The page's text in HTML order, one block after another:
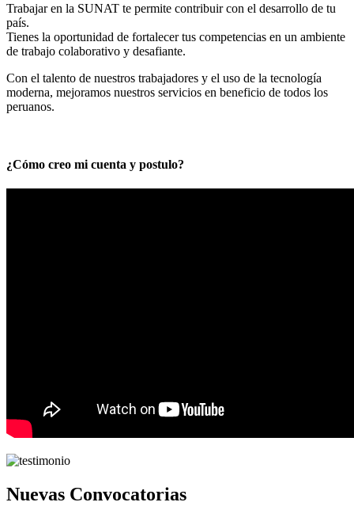
Trabajar en la SUNAT te permite contribuir con el desarrollo de tu
país.
Tienes la oportunidad de fortalecer tus competencias en un ambiente
de trabajo colaborativo y desafiante.
Con el talento de nuestros trabajadores y el uso de la tecnología
moderna, mejoramos nuestros servicios en beneficio de todos los
peruanos.
¿Cómo creo mi cuenta y postulo?
Nuevas Convocatorias